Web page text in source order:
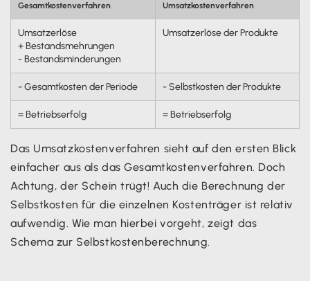
Gesamtkostenverfahren Umsatzkostenverfahren
Umsatzerlöse
+ Bestandsmehrungen
- Bestandsminderungen
Umsatzerlöse der Produkte
- Gesamtkosten der Periode - Selbstkosten der Produkte
= Betriebserfolg = Betriebserfolg
Das Umsatzkostenverfahren sieht auf den ersten Blick
einfacher aus als das Gesamtkostenverfahren. Doch
Achtung, der Schein trügt! Auch die Berechnung der
Selbstkosten für die einzelnen Kostenträger ist relativ
aufwendig. Wie man hierbei vorgeht, zeigt das
Schema zur Selbstkostenberechnung.